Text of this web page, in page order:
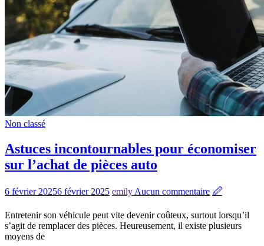
Non classé
Astuces incontournables pour économiser
sur l’achat de pièces auto
6 février 20256 février 2025 emily Aucun commentaire 🖉
Entretenir son véhicule peut vite devenir coûteux, surtout lorsqu’il
s’agit de remplacer des pièces. Heureusement, il existe plusieurs
moyens de